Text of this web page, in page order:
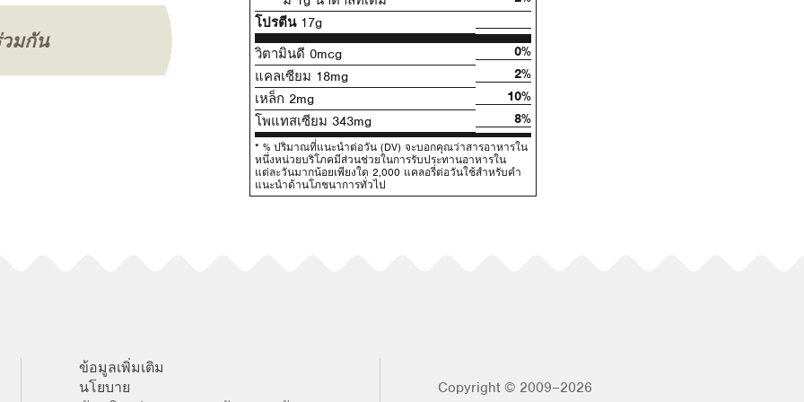
มกัน
โปรตีน17g
วิตามินดี 0mcg
0%
แคลเซียม 18mg
2%
เหล็ก 2mg
10%
โพแทสเซียม 343mg
8%
* % ปริมาณที่แนะนําต่อวัน (DV) จะบอกคุณว่าสารอาหารใน
หนึ่งหน่วยบริโภคมีส่วนช่วยในการรับประทานอาหารใน
แต่ละวันมากน้อยเพียงใด 2,000 แคลอรี่ต่อวันใช้สําหรับคํา
แนะนําด้านโภชนาการทั่วไป
ข้อมูลเพิ่มเติม
นโยบาย
Copyright © 2009–2026